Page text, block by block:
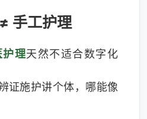
手工护理
护理天然不适合数字化
证施护讲个体，哪能像